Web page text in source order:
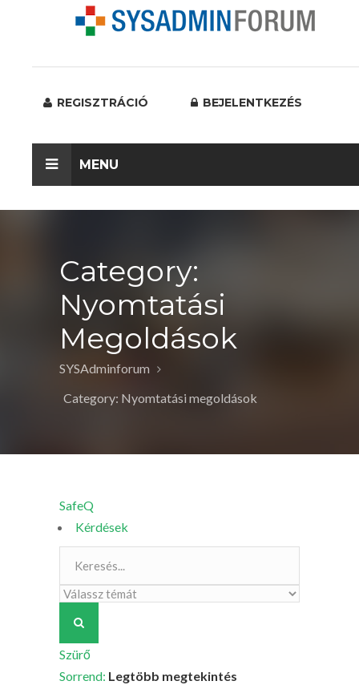
REGISZTRÁCIÓ BEJELENTKEZÉS
MENU
Category:
Nyomtatási
Megoldások
SYSAdminforum
Category: Nyomtatási megoldások
SafeQ
Kérdések
Szürő
Sorrend: Legtöbb megtekintés